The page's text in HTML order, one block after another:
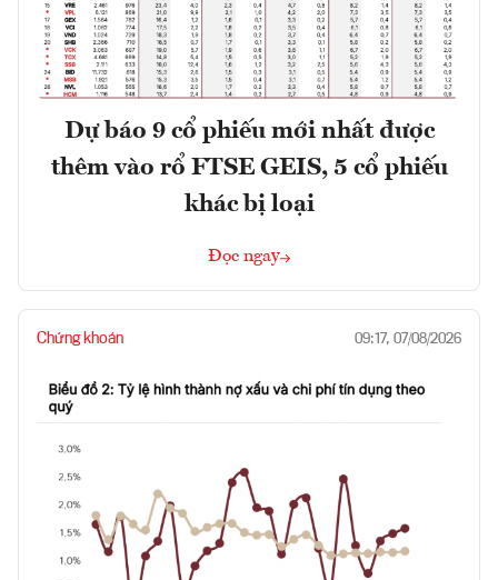
Dự báo 9 cổ phiếu mới nhất được
thêm vào rổ FTSE GEIS, 5 cổ phiếu
khác bị loại
Đọc ngay
Chứng khoán 09:17, 07/08/2026